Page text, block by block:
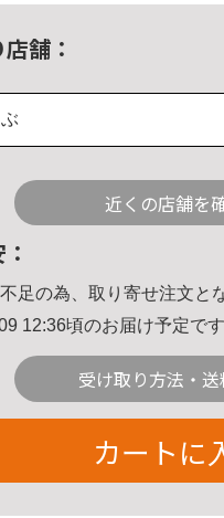
舗：
近くの店舗を
足の為、取り寄せ注文と
12:36頃のお届け予定です
受け取り方法・
カートに